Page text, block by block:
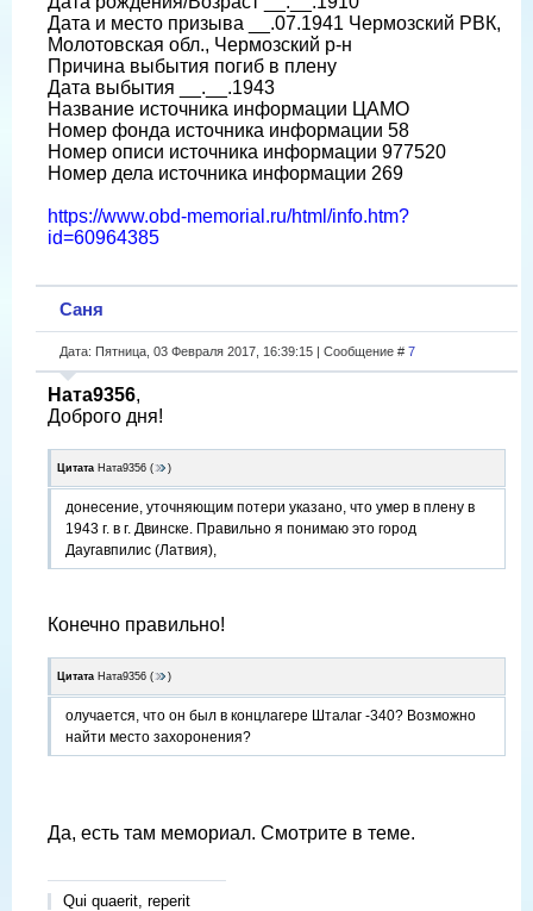
Дата и место призыва __.07.1941 Чермозский РВК,
Молотовская обл., Чермозский р-н
Причина выбытия погиб в плену
Дата выбытия __.__.1943
Название источника информации ЦАМО
Номер фонда источника информации 58
Номер описи источника информации 977520
Номер дела источника информации 269
https://www.obd-memorial.ru/html/info.htm?
id=60964385
Саня
Дата: Пятница, 03 Февраля 2017, 16:39:15 | Сообщение # 7
Ната9356,
Доброго дня!
Цитата Ната9356 ( )
донесение, уточняющим потери указано, что умер в плену в
1943 г. в г. Двинске. Правильно я понимаю это город
Даугавпилис (Латвия),
Конечно правильно!
Цитата Ната9356 ( )
олучается, что он был в концлагере Шталаг -340? Возможно
найти место захоронения?
Да, есть там мемориал. Смотрите в теме.
Qui quaerit, reperit